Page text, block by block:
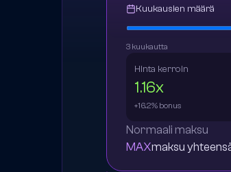
Kuukausien määrä
3 kuukautta
Hinta kerroin
1.16x
+16.2% bonus
Normaali maksu
MAXmaksu